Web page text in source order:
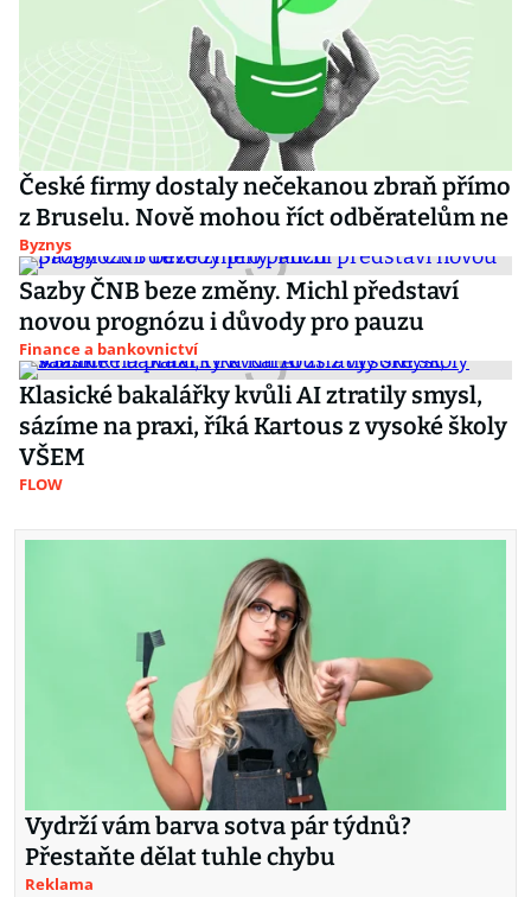
České firmy dostaly nečekanou zbraň přímo
z Bruselu. Nově mohou říct odběratelům ne
Byznys
Sazby ČNB beze změny. Michl představí
novou prognózu i důvody pro pauzu
Finance a bankovnictví
Klasické bakalářky kvůli AI ztratily smysl,
sázíme na praxi, říká Kartous z vysoké školy
VŠEM
FLOW
Vydrží vám barva sotva pár týdnů?
Přestaňte dělat tuhle chybu
Reklama